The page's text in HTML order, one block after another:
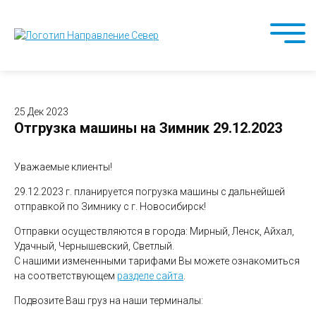
25 Дек 2023
Отгрузка машины на Зимник 29.12.2023
Уважаемые клиенты!
29.12.2023 г. планируется погрузка машины с дальнейшей
отправкой по Зимнику с г. Новосибирск!
Отправки осуществляются в города: Мирный, Ленск, Айхал,
Удачный, Чернышевский, Светлый.
С нашими измененными тарифами Вы можете ознакомиться
на соответствующем разделе сайта
Подвозите Ваш груз на наши терминалы: